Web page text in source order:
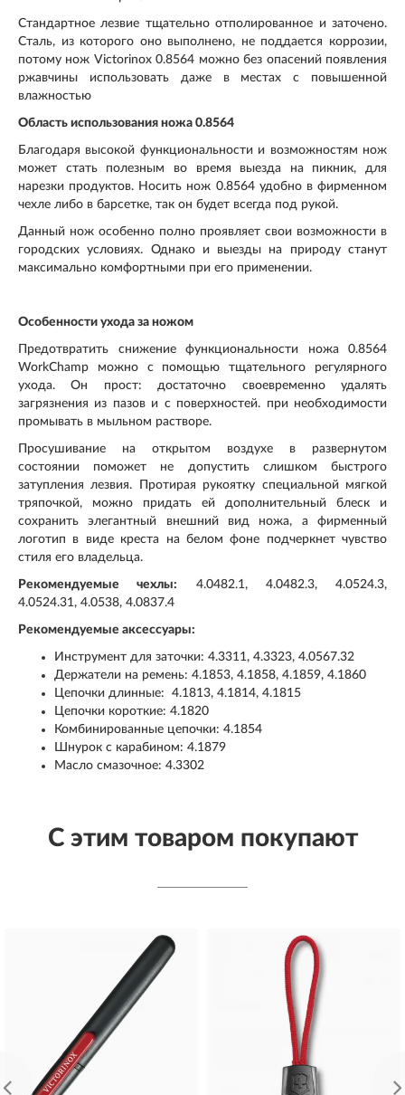
Стандартное лезвие тщательно отполированное и заточено.
Сталь, из которого оно выполнено, не поддается коррозии,
потому нож Victorinox 0.8564 можно без опасений появления
ржавчины использовать даже в местах с повышенной
влажностью
Область использования ножа 0.8564
Благодаря высокой функциональности и возможностям нож
может стать полезным во время выезда на пикник, для
нарезки продуктов. Носить нож 0.8564 удобно в фирменном
чехле либо в барсетке, так он будет всегда под рукой.
Данный нож особенно полно проявляет свои возможности в
городских условиях. Однако и выезды на природу станут
максимально комфортными при его применении.
Особенности ухода за ножом
Предотвратить снижение функциональности ножа 0.8564
WorkChamp можно с помощью тщательного регулярного
ухода. Он прост: достаточно своевременно удалять
загрязнения из пазов и с поверхностей. при необходимости
промывать в мыльном растворе.
Просушивание на открытом воздухе в развернутом
состоянии поможет не допустить слишком быстрого
затупления лезвия. Протирая рукоятку специальной мягкой
тряпочкой, можно придать ей дополнительный блеск и
сохранить элегантный внешний вид ножа, а фирменный
логотип в виде креста на белом фоне подчеркнет чувство
стиля его владельца.
Рекомендуемые чехлы: 4.0482.1, 4.0482.3, 4.0524.3,
4.0524.31, 4.0538, 4.0837.4
Рекомендуемые аксессуары:
Инструмент для заточки: 4.3311, 4.3323, 4.0567.32
Держатели на ремень: 4.1853, 4.1858, 4.1859, 4.1860
Цепочки длинные: 4.1813, 4.1814, 4.1815
Цепочки короткие: 4.1820
Комбинированные цепочки: 4.1854
Шнурок с карабином: 4.1879
Масло смазочное: 4.3302
С этим товаром покупают